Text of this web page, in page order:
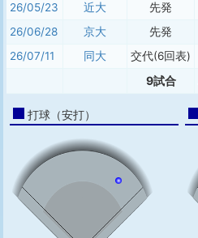
26/05/23
近大 先発
26/06/28
京大 先発
26/07/11
同大 交代(6回表)
9試合
打球（安打）